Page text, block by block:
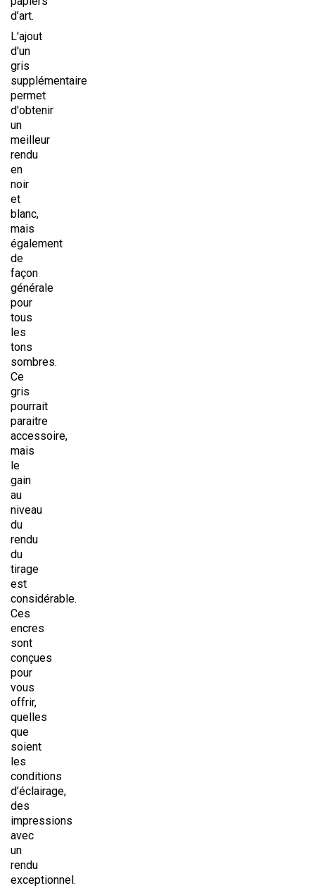
d’art.
L'ajout
d'un
gris
supplémentaire
permet
d'obtenir
un
meilleur
rendu
en
noir
et
blanc,
mais
également
de
façon
générale
pour
tous
les
tons
sombres.
Ce
gris
pourrait
paraitre
accessoire,
mais
le
gain
au
niveau
du
rendu
du
tirage
est
considérable.
Ces
encres
sont
conçues
pour
vous
offrir,
quelles
que
soient
les
conditions
d’éclairage,
des
impressions
avec
un
rendu
exceptionnel.